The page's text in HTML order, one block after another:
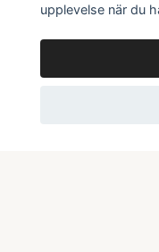
upplevelse när du